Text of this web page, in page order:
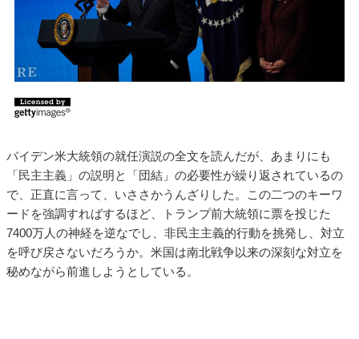
バイデン米大統領の就任演説の全文を読んだが、あまりにも
「民主主義」の説明と「団結」の必要性が繰り返されているの
で、正直に言って、いささかうんざりした。この二つのキーワ
ードを強調すればするほど、トランプ前大統領に票を投じた
7400万人の神経を逆なでし、非民主主義的行動を挑発し、対立
を呼び戻さないだろうか。米国は南北戦争以来の深刻な対立を
秘めながら前進しようとしている。